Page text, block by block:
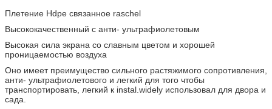
Плетение Hdpe связанное raschel
Высококачественный с анти- ультрафиолетовым
Высокая сила экрана со славным цветом и хорошей
проницаемостью воздуха
Оно имеет преимущество сильного растяжимого сопротивления,
анти- ультрафиолетового и легкий для того чтобы
транспортировать, легкий к instal.widely использовал для двора и
сада.